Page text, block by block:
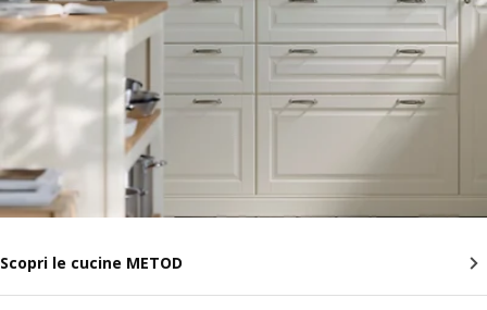
Scopri le cucine METOD